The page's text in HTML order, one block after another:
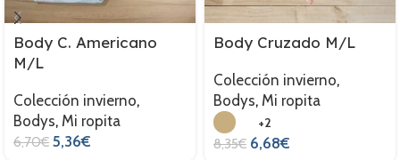
Body C. Americano
M/L
Colección invierno,
Bodys, Mi ropita
6,70€ 5,36€
Body Cruzado M/L
Colección invierno,
Bodys, Mi ropita
+2
8,35€ 6,68€